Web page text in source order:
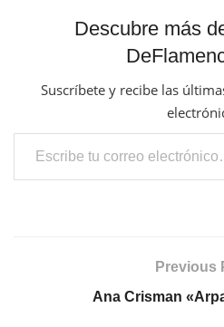
Descubre más
Suscríbete y recibe las
Escribe tu correo electrónico…
Previous
Ana Crisman